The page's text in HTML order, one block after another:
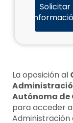
Solicitar
La oposición al
Autónoma de
para acceder
Administración